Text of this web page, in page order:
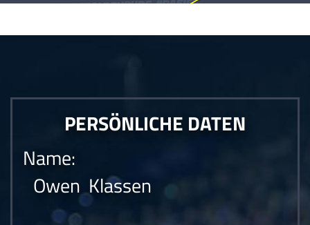
PERSÖNLICHE DATEN
Name:
Owen Klassen